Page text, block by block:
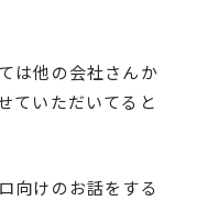
は他の会社さんか
ていただいてると
向けのお話をする